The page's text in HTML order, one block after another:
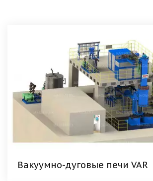
Вакуумно-дуговые печи VAR